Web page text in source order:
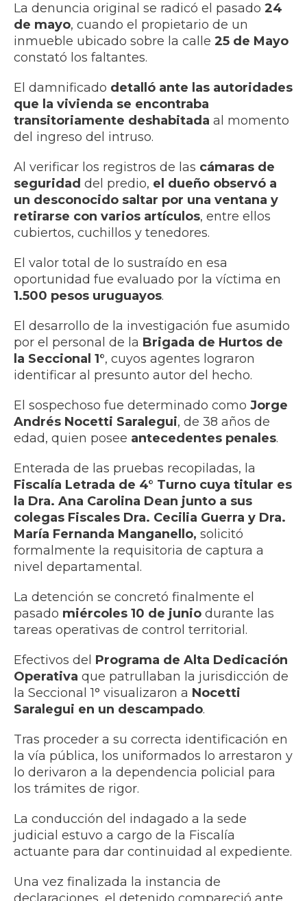
La denuncia original se radicó el pasado 24
de mayo, cuando el propietario de un
inmueble ubicado sobre la calle 25 de Mayo
constató los faltantes.
El damnificado detalló ante las autoridades
que la vivienda se encontraba
transitoriamente deshabitada al momento
del ingreso del intruso.
Al verificar los registros de las cámaras de
seguridad del predio, el dueño observó a
un desconocido saltar por una ventana y
retirarse con varios artículos, entre ellos
cubiertos, cuchillos y tenedores.
El valor total de lo sustraído en esa
oportunidad fue evaluado por la víctima en
1.500 pesos uruguayos.
El desarrollo de la investigación fue asumido
por el personal de la Brigada de Hurtos de
la Seccional 1°, cuyos agentes lograron
identificar al presunto autor del hecho.
El sospechoso fue determinado como Jorge
Andrés Nocetti Saralegui, de 38 años de
edad, quien posee antecedentes penales.
Enterada de las pruebas recopiladas, la
Fiscalía Letrada de 4° Turno cuya titular es
la Dra. Ana Carolina Dean junto a sus
colegas Fiscales Dra. Cecilia Guerra y Dra.
María Fernanda Manganello, solicitó
formalmente la requisitoria de captura a
nivel departamental.
La detención se concretó finalmente el
pasado miércoles 10 de junio durante las
tareas operativas de control territorial.
Efectivos del Programa de Alta Dedicación
Operativa que patrullaban la jurisdicción de
la Seccional 1° visualizaron a Nocetti
Saralegui en un descampado.
Tras proceder a su correcta identificación en
la vía pública, los uniformados lo arrestaron y
lo derivaron a la dependencia policial para
los trámites de rigor.
La conducción del indagado a la sede
judicial estuvo a cargo de la Fiscalía
actuante para dar continuidad al expediente.
Una vez finalizada la instancia de